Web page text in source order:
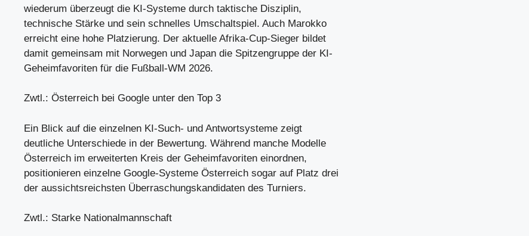
wiederum überzeugt die KI-Systeme durch taktische Disziplin,
technische Stärke und sein schnelles Umschaltspiel. Auch Marokko
erreicht eine hohe Platzierung. Der aktuelle Afrika-Cup-Sieger bildet
damit gemeinsam mit Norwegen und Japan die Spitzengruppe der KI-
Geheimfavoriten für die Fußball-WM 2026.
Zwtl.: Österreich bei Google unter den Top 3
Ein Blick auf die einzelnen KI-Such- und Antwortsysteme zeigt
deutliche Unterschiede in der Bewertung. Während manche Modelle
Österreich im erweiterten Kreis der Geheimfavoriten einordnen,
positionieren einzelne Google-Systeme Österreich sogar auf Platz drei
der aussichtsreichsten Überraschungskandidaten des Turniers.
Zwtl.: Starke Nationalmannschaft